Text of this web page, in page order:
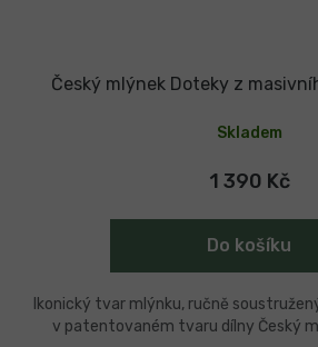
Český mlýnek Doteky z
Skladem
1 390 Kč
Do košíku
Ikonický tvar mlýnku, ručně
v patentovaném tvaru dílny Český